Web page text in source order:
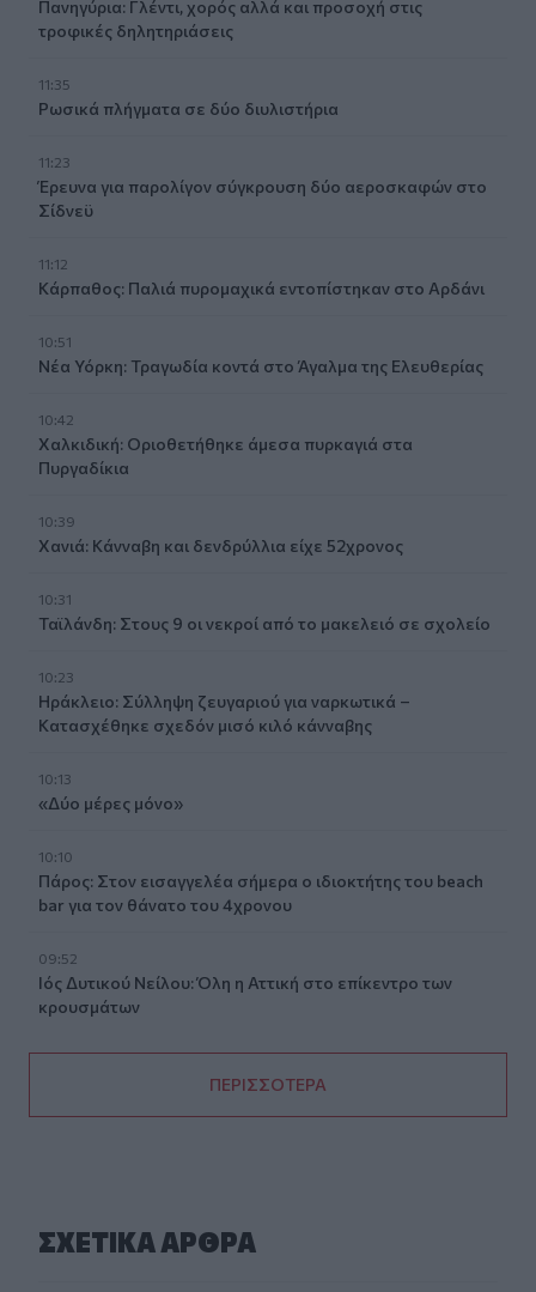
Πανηγύρια: Γλέντι, χορός αλλά και προσοχή στις
τροφικές δηλητηριάσεις
11:35
Ρωσικά πλήγματα σε δύο διυλιστήρια
11:23
Έρευνα για παρολίγον σύγκρουση δύο αεροσκαφών στο
Σίδνεϋ
11:12
Κάρπαθος: Παλιά πυρομαχικά εντοπίστηκαν στο Αρδάνι
10:51
Νέα Υόρκη: Τραγωδία κοντά στο Άγαλμα της Ελευθερίας
10:42
Χαλκιδική: Οριοθετήθηκε άμεσα πυρκαγιά στα
Πυργαδίκια
10:39
Χανιά: Κάνναβη και δενδρύλλια είχε 52χρονος
10:31
Ταϊλάνδη: Στους 9 οι νεκροί από το μακελειό σε σχολείο
10:23
Ηράκλειο: Σύλληψη ζευγαριού για ναρκωτικά –
Κατασχέθηκε σχεδόν μισό κιλό κάνναβης
10:13
«Δύο μέρες μόνο»
10:10
Πάρος: Στον εισαγγελέα σήμερα ο ιδιοκτήτης του beach
bar για τον θάνατο του 4χρονου
09:52
Ιός Δυτικού Νείλου: Όλη η Αττική στο επίκεντρο των
κρουσμάτων
ΠΕΡΙΣΣΟΤΕΡΑ
ΣΧΕΤΙΚA AΡΘΡΑ